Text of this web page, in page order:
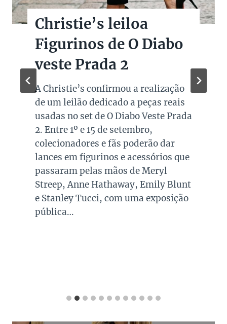
Christie’s leiloa
Figurinos de O Diabo
veste Prada 2
A Christie’s confirmou a realização
de um leilão dedicado a peças reais
usadas no set de O Diabo Veste Prada
2. Entre 1º e 15 de setembro,
colecionadores e fãs poderão dar
lances em figurinos e acessórios que
passaram pelas mãos de Meryl
Streep, Anne Hathaway, Emily Blunt
e Stanley Tucci, com uma exposição
pública…